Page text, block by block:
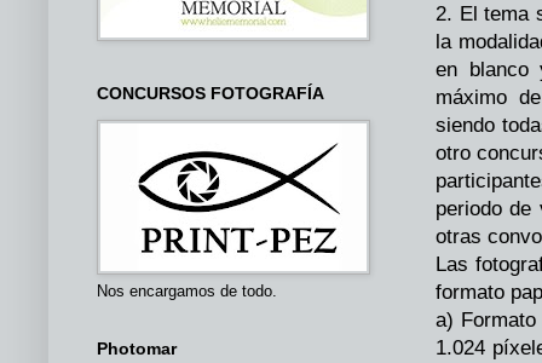
2. El tema
la
en blanco
máximo
siendo
otro
periodo de
otras
Las
formato
a)
1.024
CONCURSOS FOTOGRAFÍA
Nos encargamos de todo.
Photomar